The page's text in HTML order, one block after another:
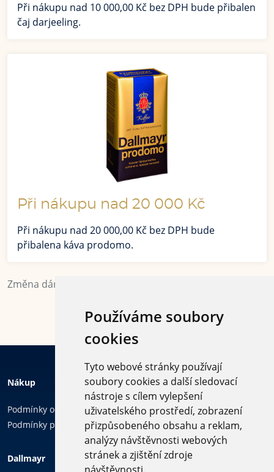
Používáme soubory
cookies
Tyto webové stránky používají
soubory cookies a další sledovací
nástroje s cílem vylepšení
uživatelského prostředí, zobrazení
přizpůsobeného obsahu a reklam,
analýzy návštěvnosti webových
stránek a zjištění zdroje
Při nákupu nad 10 000,00 Kč bez DPH bude přibalen
čaj darjeeling.
Při nákupu nad 20 000 Kč
Při nákupu nad 20 000,00 Kč bez DPH bude
přibalena káva prodomo.
Změna dárků vyhrazena. Dárky platí pouze jednou týdně
Nákup
Podmínky ochrany osobních údajů
Podmínky používání cookies
Dallmayr